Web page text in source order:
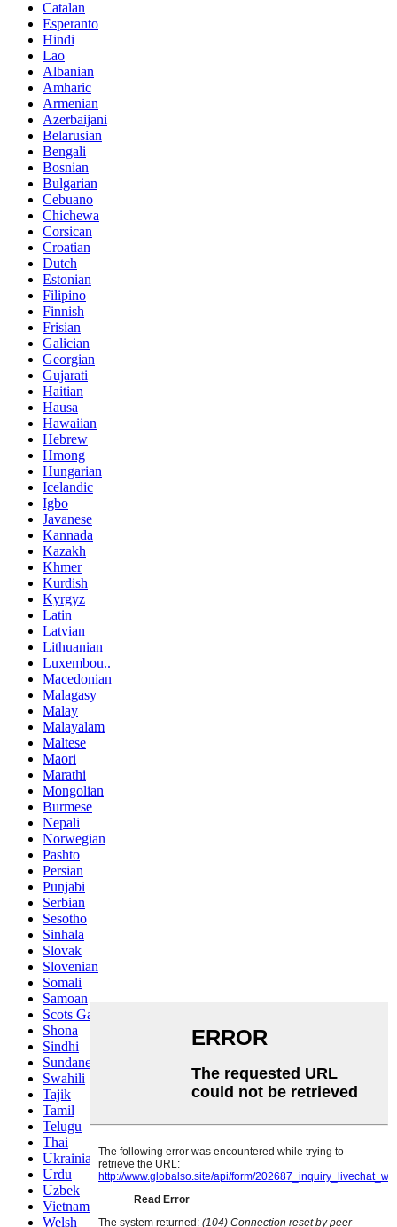
Catalan
Esperanto
Hindi
Lao
Albanian
Amharic
Armenian
Azerbaijani
Belarusian
Bengali
Bosnian
Bulgarian
Cebuano
Chichewa
Corsican
Croatian
Dutch
Estonian
Filipino
Finnish
Frisian
Galician
Georgian
Gujarati
Haitian
Hausa
Hawaiian
Hebrew
Hmong
Hungarian
Icelandic
Igbo
Javanese
Kannada
Kazakh
Khmer
Kurdish
Kyrgyz
Latin
Latvian
Lithuanian
Luxembou..
Macedonian
Malagasy
Malay
Malayalam
Maltese
Maori
Marathi
Mongolian
Burmese
Nepali
Norwegian
Pashto
Persian
Punjabi
Serbian
Sesotho
Sinhala
Slovak
Slovenian
Somali
Samoan
Scots Gaelic
Shona
Sindhi
Sundanese
Swahili
Tajik
Tamil
Telugu
Thai
Ukrainian
Urdu
Uzbek
Vietnamese
Welsh